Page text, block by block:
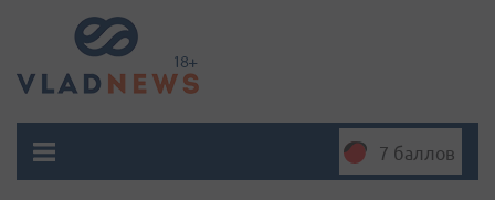
7 баллов